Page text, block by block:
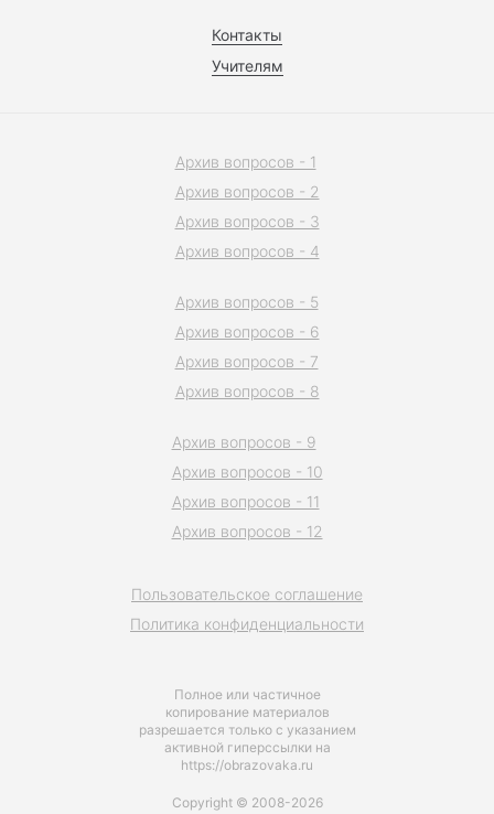
Контакты
Учителям
Полное или частичное
копирование материалов
разрешается только с указанием
активной гиперссылки на
https://obrazovaka.ru
Пользовательское соглашение
Политика конфиденциальности
Архив вопросов - 1
Архив вопросов - 2
Архив вопросов - 3
Архив вопросов - 4
Архив вопросов - 5
Архив вопросов - 6
Архив вопросов - 7
Архив вопросов - 8
Архив вопросов - 9
Архив вопросов - 10
Архив вопросов - 11
Архив вопросов - 12
Copyright © 2008-2026